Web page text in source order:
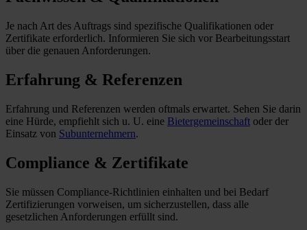
Je nach Art des Auftrags sind spezifische Qualifikationen oder
Zertifikate erforderlich. Informieren Sie sich vor Bearbeitungsstart
über die genauen Anforderungen.
Erfahrung & Referenzen
Erfahrung und Referenzen werden oftmals erwartet. Sehen Sie darin
eine Hürde, empfiehlt sich u. U. eine Bietergemeinschaft oder der
Einsatz von Subunternehmern.
Compliance & Zertifikate
Sie müssen Compliance-Richtlinien einhalten und bei Bedarf
Zertifizierungen vorweisen, um sicherzustellen, dass alle
gesetzlichen Anforderungen erfüllt sind.